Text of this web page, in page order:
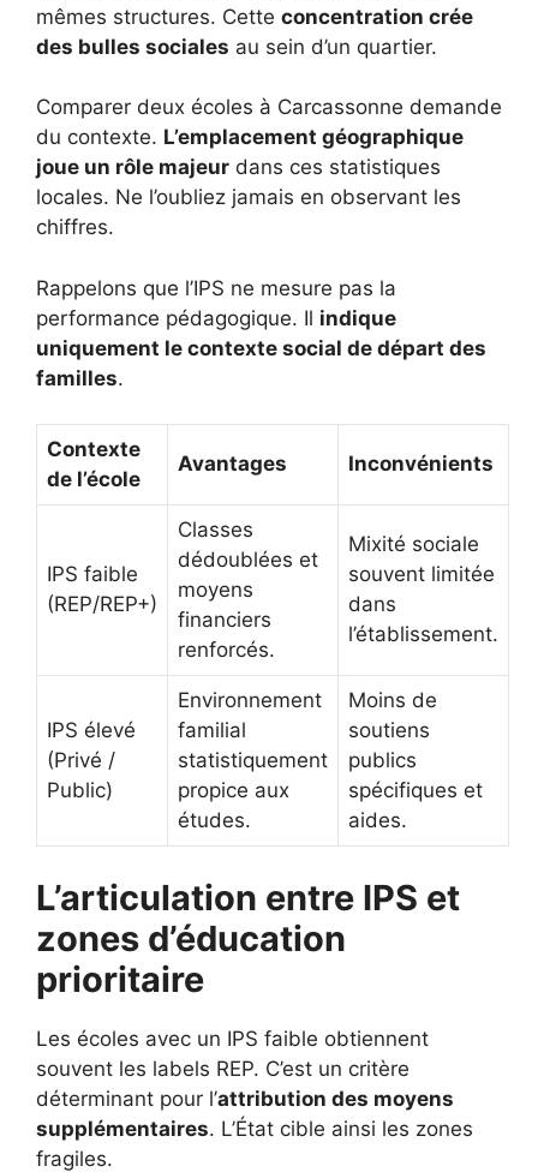
mêmes structures. Cette concentration crée
des bulles sociales au sein d’un quartier.
Comparer deux écoles à Carcassonne demande
du contexte. L’emplacement géographique
joue un rôle majeur dans ces statistiques
locales. Ne l’oubliez jamais en observant les
chiffres.
Rappelons que l’IPS ne mesure pas la
performance pédagogique. Il indique
uniquement le contexte social de départ des
familles.
Contexte
de l’école
Avantages Inconvénients
IPS faible
(REP/REP+)
Classes
dédoublées et
moyens
financiers
renforcés.
Mixité sociale
souvent limitée
dans
l’établissement.
IPS élevé
(Privé /
Public)
Environnement
familial
statistiquement
propice aux
études.
Moins de
soutiens
publics
spécifiques et
aides.
L’articulation entre IPS et
zones d’éducation
prioritaire
Les écoles avec un IPS faible obtiennent
souvent les labels REP. C’est un critère
déterminant pour l’attribution des moyens
supplémentaires. L’État cible ainsi les zones
fragiles.